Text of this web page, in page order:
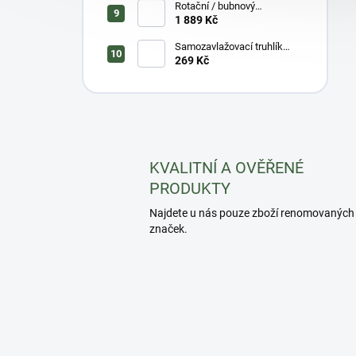
Rotační / bubnový
kompostér UNO 105 l-
1 889 Kč
Samozavlažovací truhlík
Tolita 30 - zelená
269 Kč
KVALITNÍ A OVĚŘENÉ
PRODUKTY
Najdete u nás pouze zboží renomovaných
značek.